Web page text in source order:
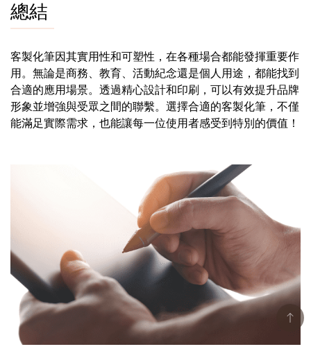
總結
客製化筆因其實用性和可塑性，在各種場合都能發揮重要作
用。無論是商務、教育、活動紀念還是個人用途，都能找到
合適的應用場景。透過精心設計和印刷，可以有效提升品牌
形象並增強與受眾之間的聯繫。選擇合適的客製化筆，不僅
能滿足實際需求，也能讓每一位使用者感受到特別的價值！